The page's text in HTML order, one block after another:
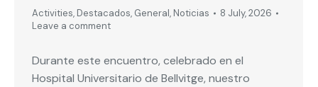
Activities, Destacados, General, Noticias
8 July, 2026
Leave a comment
Durante este encuentro, celebrado en el
Hospital Universitario de Bellvitge, nuestro